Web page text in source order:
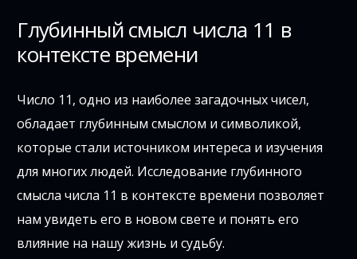
Глубинный смысл числа 11 в
контексте времени
Число 11, одно из наиболее загадочных чисел,
обладает глубинным смыслом и символикой,
которые стали источником интереса и изучения
для многих людей. Исследование глубинного
смысла числа 11 в контексте времени позволяет
нам увидеть его в новом свете и понять его
влияние на нашу жизнь и судьбу.